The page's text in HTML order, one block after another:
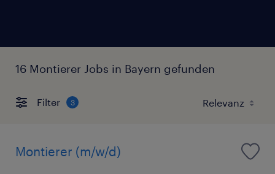
16 Montierer Jobs in Bayern gefunden
Filter 3
Montierer (m/w/d)